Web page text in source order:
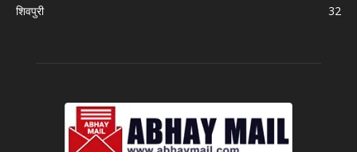
शिवपुरी
32